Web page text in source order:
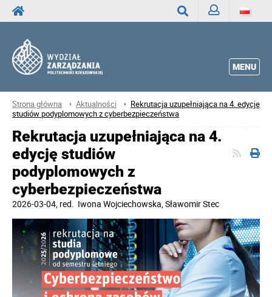
MENU
Strona główna Aktualności
Rekrutacja uzupełniająca na 4. edycję
studiów podyplomowych z cyberbezpieczeństwa
Rekrutacja uzupełniająca na 4.
edycję studiów
podyplomowych z
cyberbezpieczeństwa
2026-03-04, red. Iwona Wojciechowska, Sławomir Stec